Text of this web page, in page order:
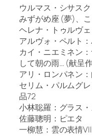
ウルマス・シサス
みずがめ座 (夢)、
ヘレナ・トゥルヴ
アルヴォ・ペルト
カイ・ニエミネン
して朝の雨… (献呈
アリ・ロンパネン
セリム・パルムグ
品72
小林聡羅：グラス
佐藤聰明：ピエタ
一柳慧：雲の表情